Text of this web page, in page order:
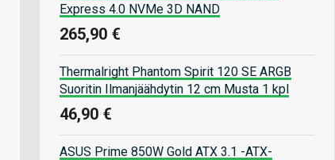
Express 4.0 NVMe 3D NAND
265,90 €
Thermalright Phantom Spirit 120 SE ARGB
Suoritin Ilmanjäähdytin 12 cm Musta 1 kpl
46,90 €
ASUS Prime 850W Gold ATX 3.1 -ATX-